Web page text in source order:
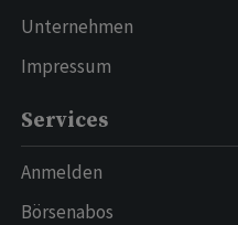
Unternehmen
Impressum
Services
Anmelden
Börsenabos